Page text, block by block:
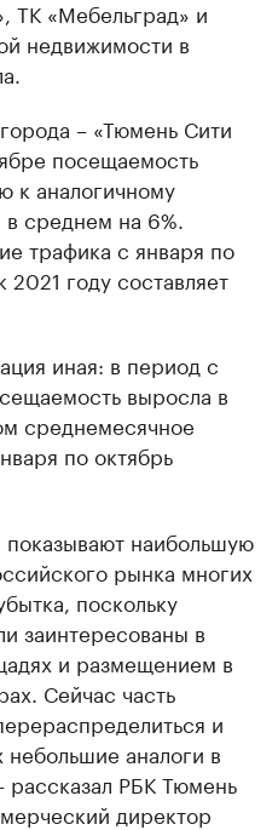
ТК «Мебельград» и
недвижимости в
– «Тюмень Сити
посещаемость
к аналогичному
среднем на 6%.
трафика с января по
году составляет
иная: в период с
выросла в
среднемесячное
по октябрь
наибольшую
рынка многих
поскольку
заинтересованы в
и размещением в
Сейчас часть
и
аналоги в
РБК Тюмень
директор